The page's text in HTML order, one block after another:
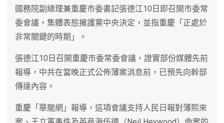
國務院副總理兼重慶市委書記張德江10日即召開市委常
委會議，集體表態擁護黨中央決定，並指重慶「正處於
非常關鍵的時期」。
張德江10日召開重慶市委常委會議，證實部份媒體先前
報導，中共在當晚正式公佈薄案消息前，已預先向幹部
傳達內容。
重慶「華龍網」報導，這項會議支持人民日報對薄熙來